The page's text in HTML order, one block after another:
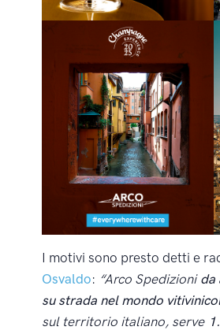
I motivi sono presto detti e
Osvaldo: “Arco Spedizioni da
su strada nel mondo
sul territorio italiano, serve